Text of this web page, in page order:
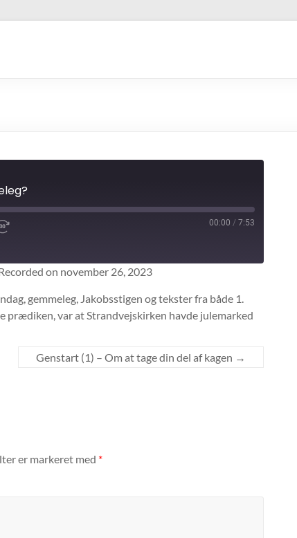
10
seconds
00:00 / 7:53
on november 26, 2023
gemmeleg, Jakobsstigen og tekster fra både 1.
var at Strandvejskirken havde julemarked
Genstart (1) – Om at tage din del af kagen →
er markeret med *